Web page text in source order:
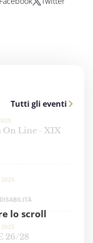
Tutti gli eventi
lo scroll
On Line - XIX
2025
2025
26/28